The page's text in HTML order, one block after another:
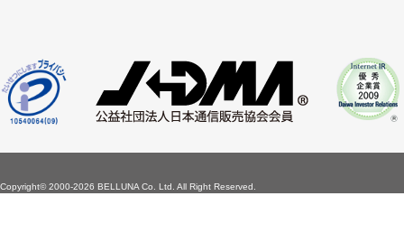
Copyright©2000-2026 BELLUNA Co. Ltd. All Right Reserved.